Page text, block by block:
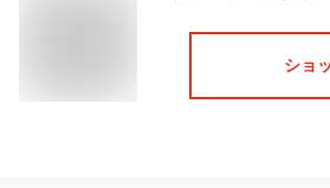
ショ